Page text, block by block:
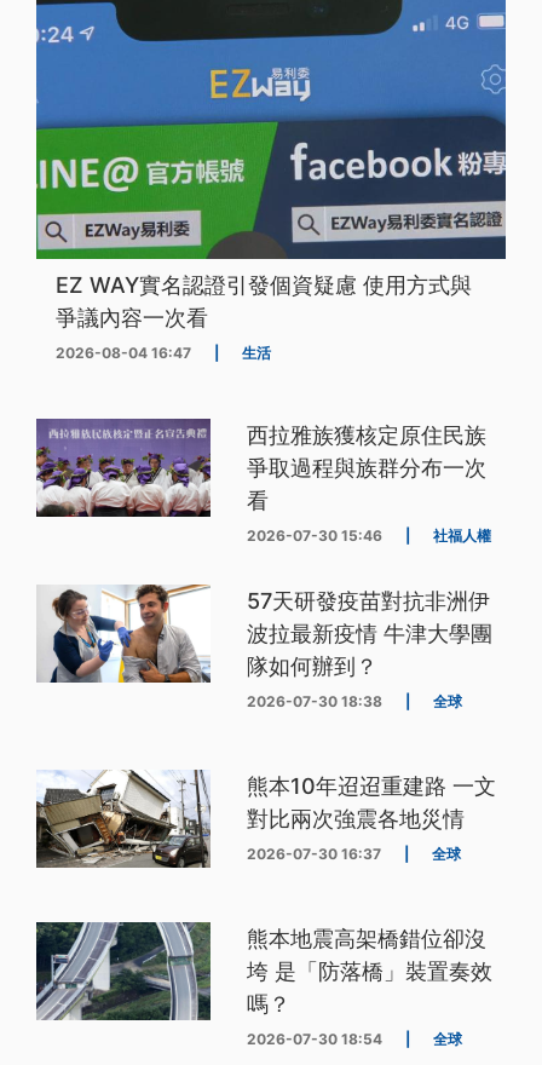
EZ WAY實名認證引發個資疑慮 使用方式與
爭議內容一次看
2026-08-04 16:47 生活
西拉雅族獲核定原住民族
爭取過程與族群分布一次
看
2026-07-30 15:46 社福人權
57天研發疫苗對抗非洲伊
波拉最新疫情 牛津大學團
隊如何辦到？
2026-07-30 18:38 全球
熊本10年迢迢重建路 一文
對比兩次強震各地災情
2026-07-30 16:37 全球
熊本地震高架橋錯位卻沒
垮 是「防落橋」裝置奏效
嗎？
2026-07-30 18:54 全球